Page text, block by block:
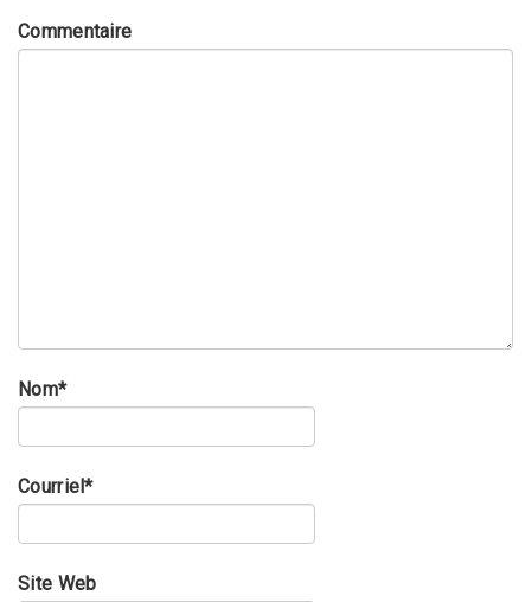
Commentaire
Nom*
Courriel*
Site Web